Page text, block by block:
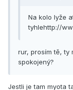
Na kolo lyže
tyhlehttp://
rur, prosím tě, ty
spokojený?
Jestli je tam myota